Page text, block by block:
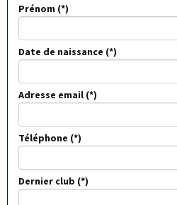
Prénom
Date de naissance
Adresse email
Téléphone
Dernier club